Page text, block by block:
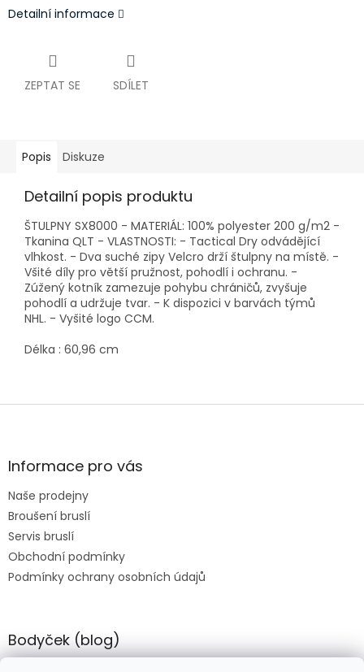
Detailní informace
ZEPTAT SE SDÍLET
Popis Diskuze
Detailní popis produktu
ŠTULPNY SX8000 - MATERIÁL: 100% polyester 200 g/m2 -
Tkanina QLT - VLASTNOSTI: - Tactical Dry odvádějící
vlhkost. - Dva suché zipy Velcro drží štulpny na místě. -
Všité díly pro větší pružnost, pohodlí i ochranu. -
Zúžený kotník zamezuje pohybu chráničů, zvyšuje
pohodlí a udržuje tvar. - K dispozici v barvách týmů
NHL. - Vyšité logo CCM.
Délka : 60,96 cm
Z
aInformace pro vás
Naše prodejny
Broušení bruslí
Servis bruslí
Obchodní podmínky
Podmínky ochrany osobních údajů
Bodyček (blog)